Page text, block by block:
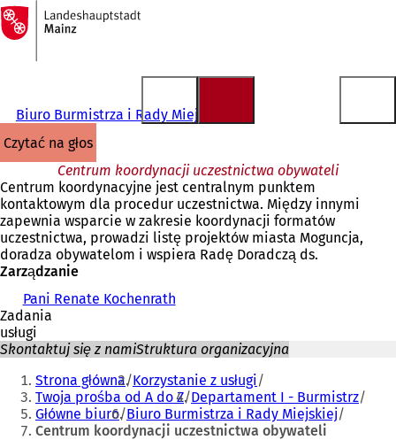
Przejdź do treści
Do
strony
głównej
Biuro Burmistrza i Rady Miejskiej
czytać na głos
Centrum koordynacji uczestnictwa obywateli
Centrum koordynacyjne jest centralnym punktem
kontaktowym dla procedur uczestnictwa. Między innymi
zapewnia wsparcie w zakresie koordynacji formatów
uczestnictwa, prowadzi listę projektów miasta Moguncja,
doradza obywatelom i wspiera Radę Doradczą ds.
Zarządzanie
Pani Renate Kochenrath
Zadania
usługi
Skontaktuj się z namiStruktura organizacyjna
Jesteś
tutaj:
Strona główna Korzystanie z usługi
Twoja prośba od A do Z Departament I - Burmistrz
Główne biuro Biuro Burmistrza i Rady Miejskiej
Centrum koordynacji uczestnictwa obywateli